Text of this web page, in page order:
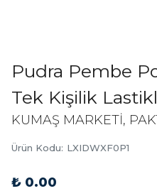
Pudra Pembe
Tek Kişilik
KUMAŞ MARKETİ,
Ürün Kodu: LXIDWXF0P1
₺ 0.00